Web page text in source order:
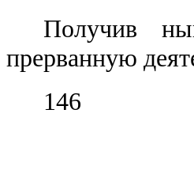
Получив
прерванную
146